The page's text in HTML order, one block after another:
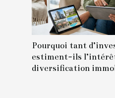
Pourquoi tant
estiment-ils
diversification